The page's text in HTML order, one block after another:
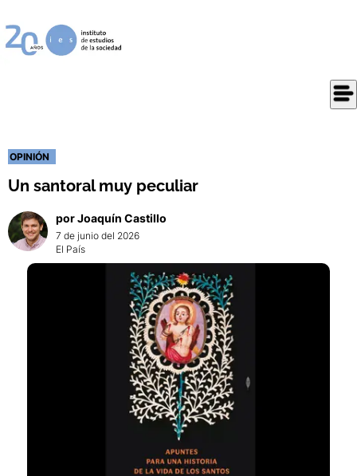
OPINIÓN
Un santoral muy peculiar
porJoaquín Castillo
7 de junio del 2026
El País